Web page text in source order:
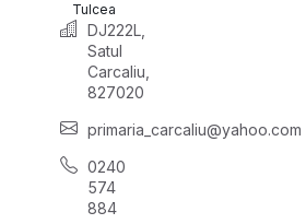
Tulcea
DJ222L,
Satul
Carcaliu,
827020
primaria_carcaliu@yahoo.com
0240
574
884